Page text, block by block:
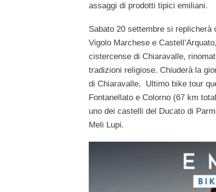
assaggi di prodotti tipici emiliani.
Sabato 20 settembre si
Vigolo Marchese e
cistercense di Chiaravalle,
tradizioni religiose. Chiuderà la
di Chiaravalle, Ultimo bike tour
Fontanellato e Colorno (67 km
uno dei castelli del Ducato di
Meli Lupi.